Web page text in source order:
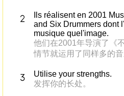
Ils réalisent en 2001
and Six Drummers dont
musique quel'image.
他们在2001年导演了《
情节就运用了同样多的音
Utilise your strengths.
发挥你的长处。